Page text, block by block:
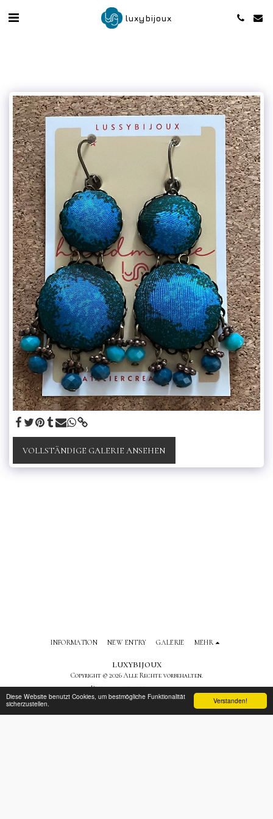
Verstanden!
Diese Website benutzt Cookies, um bestmögliche Funktionalität
sicherzustellen.
luxybijoux
VOLLSTÄNDIGE GALERIE ANSEHEN
luxybijoux
Copyright © 2026 Alle Rechte vorbehalten.
Datenschutzbestimmungen
INFORMATION NEW ENTRY GALERIE MEHR